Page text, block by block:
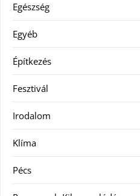
Egészség
Egyéb
Építkezés
Fesztivál
Irodalom
Klíma
Pécs